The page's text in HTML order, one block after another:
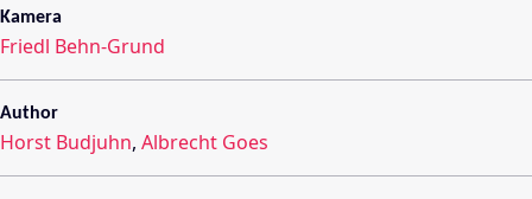
Kamera
Friedl Behn-Grund
Author
Horst Budjuhn, Albrecht Goes